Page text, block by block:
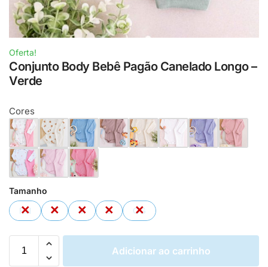
Oferta!
Conjunto Body Bebê Pagão Canelado Longo –
Verde
Cores
Tamanho
RN P M G GG
Adicionar ao carrinho